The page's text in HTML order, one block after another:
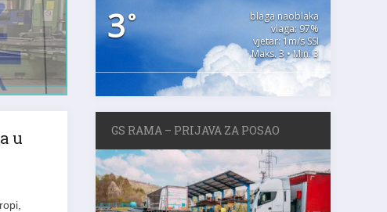
u
3°
blaga naoblaka
vlaga: 97%
vjetar: 1m/s SSI
Maks. 3 • Min. 3
GS RAMA – PRIJAVA ZA POSAO